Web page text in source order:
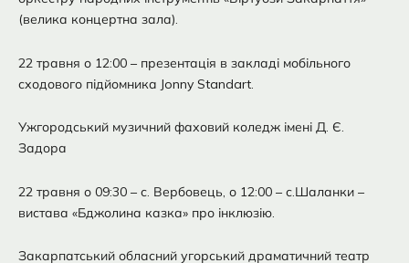
(велика концертна зала).
22 травня о 12:00 – презентація в закладі мобільного
сходового підйомника Jonny Standart.
Ужгородський музичний фаховий коледж імені Д. Є.
Задора
22 травня о 09:30 – с. Вербовець, о 12:00 – с.Шаланки –
вистава «Бджолина казка» про інклюзію.
Закарпатський обласний угорський драматичний театр